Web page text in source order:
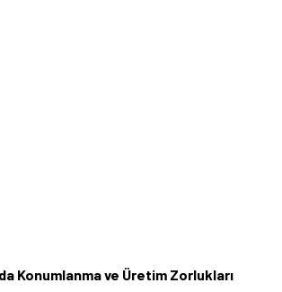
Konumlanma ve Üretim Zorlukları